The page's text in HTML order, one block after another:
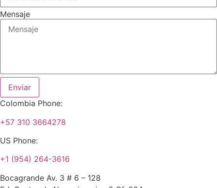
Mensaje
Enviar
Colombia Phone:
+57 310 3664278
US Phone:
+1 (954) 264-3616
Bocagrande Av. 3 # 6 – 128